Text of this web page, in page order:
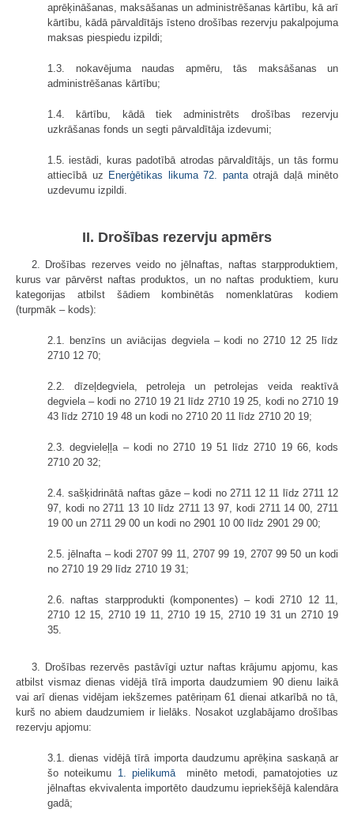
aprēķināšanas, maksāšanas un administrēšanas kārtību, kā arī
kārtību, kādā pārvaldītājs īsteno drošības rezervju pakalpojuma
maksas piespiedu izpildi;
1.3. nokavējuma naudas apmēru, tās maksāšanas un
administrēšanas kārtību;
1.4. kārtību, kādā tiek administrēts drošības rezervju
uzkrāšanas fonds un segti pārvaldītāja izdevumi;
1.5. iestādi, kuras padotībā atrodas pārvaldītājs, un tās formu
attiecībā uz Enerģētikas likuma 72. pantaotrajā daļā minēto
uzdevumu izpildi.
II. Drošības rezervju apmērs
2. Drošības rezerves veido no jēlnaftas, naftas starpproduktiem,
kurus var pārvērst naftas produktos, un no naftas produktiem, kuru
kategorijas atbilst šādiem kombinētās nomenklatūras kodiem
(turpmāk – kods):
2.1. benzīns un aviācijas degviela – kodi no 2710 12 25 līdz
2710 12 70;
2.2. dīzeļdegviela, petroleja un petrolejas veida reaktīvā
degviela – kodi no 2710 19 21 līdz 2710 19 25, kodi no 2710 19
43 līdz 2710 19 48 un kodi no 2710 20 11 līdz 2710 20 19;
2.3. degvieleļļa – kodi no 2710 19 51 līdz 2710 19 66, kods
2710 20 32;
2.4. sašķidrinātā naftas gāze – kodi no 2711 12 11 līdz 2711 12
97, kodi no 2711 13 10 līdz 2711 13 97, kodi 2711 14 00, 2711
19 00 un 2711 29 00 un kodi no 2901 10 00 līdz 2901 29 00;
2.5. jēlnafta – kodi 2707 99 11, 2707 99 19, 2707 99 50 un kodi
no 2710 19 29 līdz 2710 19 31;
2.6. naftas starpprodukti (komponentes) – kodi 2710 12 11,
2710 12 15, 2710 19 11, 2710 19 15, 2710 19 31 un 2710 19
35.
3. Drošības rezervēs pastāvīgi uztur naftas krājumu apjomu, kas
atbilst vismaz dienas vidējā tīrā importa daudzumiem 90 dienu laikā
vai arī dienas vidējam iekšzemes patēriņam 61 dienai atkarībā no tā,
kurš no abiem daudzumiem ir lielāks. Nosakot uzglabājamo drošības
rezervju apjomu:
3.1. dienas vidējā tīrā importa daudzumu aprēķina saskaņā ar
šo noteikumu 1. pielikumāminēto metodi, pamatojoties uz
jēlnaftas ekvivalenta importēto daudzumu iepriekšējā kalendāra
gadā;